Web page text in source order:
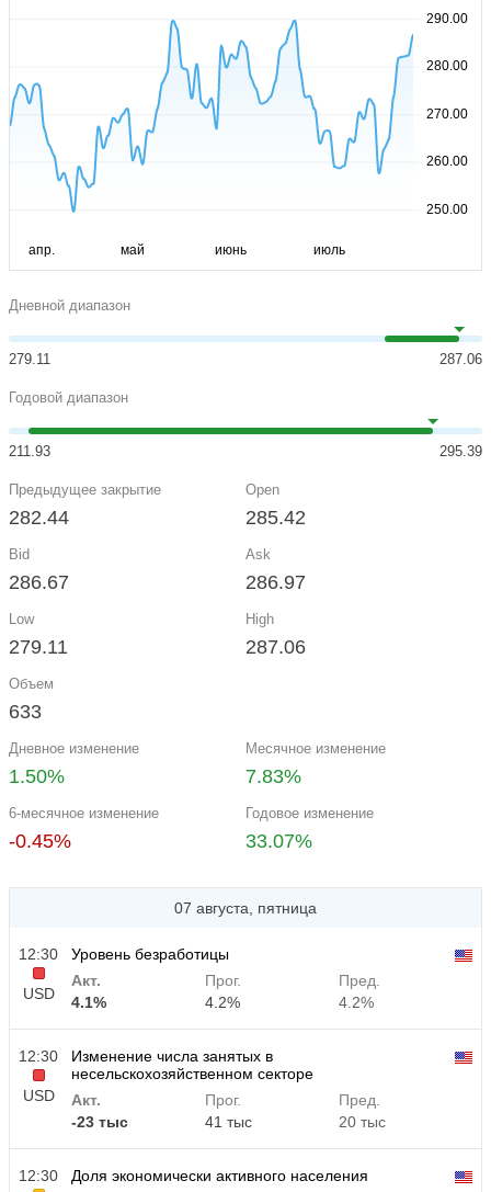
Дневной диапазон
279.11 287.06
Годовой диапазон
211.93 295.39
Предыдущее закрытие
282.44
Open
285.42
Bid
286.67
Ask
286.97
Low
279.11
High
287.06
Объем
633
Дневное изменение
1.50%
Месячное изменение
7.83%
6-месячное изменение
-0.45%
Годовое изменение
33.07%
07 августа, пятница
12:30
USD
Уровень безработицы
Акт.
4.1%
Прог.
4.2%
Пред.
4.2%
12:30
USD
Изменение числа занятых в
несельскохозяйственном секторе
Акт.
-23 тыс
Прог.
41 тыс
Пред.
20 тыс
12:30
Доля экономически активного населения